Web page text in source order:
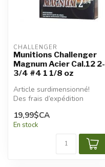
CHALLENGER
Munitions Challenger
Magnum Acier Cal.12 2-
3/4 #4 1 1/8 oz
Article surdimensionné!
Des frais d’expédition
appliqués.
19,99$CA
En stock